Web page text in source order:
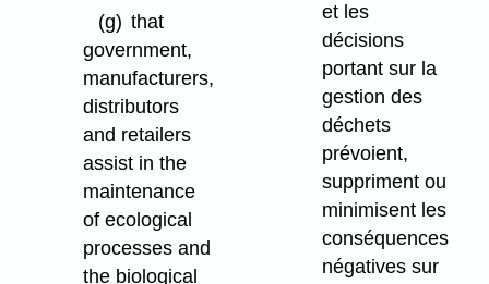
(g) that
government,
manufacturers,
distributors
and retailers
assist in the
maintenance
of ecological
processes and
the biological
et les
décisions
portant sur la
gestion des
déchets
prévoient,
suppriment ou
minimisent les
conséquences
négatives sur